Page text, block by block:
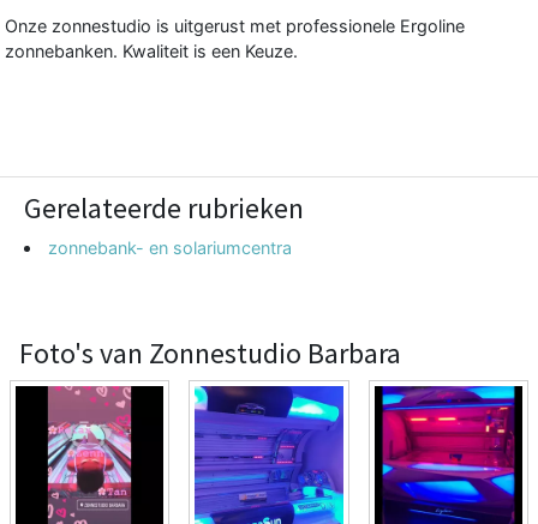
Onze zonnestudio is uitgerust met professionele Ergoline
zonnebanken. Kwaliteit is een Keuze.
Gerelateerde rubrieken
zonnebank- en solariumcentra
Foto's van Zonnestudio Barbara